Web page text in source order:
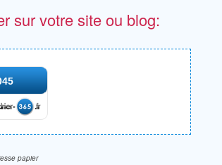
sur votre site ou blog:
papier